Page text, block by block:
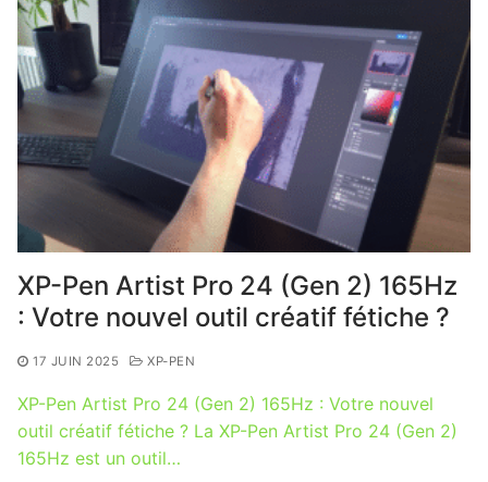
XP-Pen Artist Pro 24 (Gen 2) 165Hz
: Votre nouvel outil créatif fétiche ?
17 JUIN 2025 XP-PEN
XP-Pen Artist Pro 24 (Gen 2) 165Hz : Votre nouvel
outil créatif fétiche ? La XP-Pen Artist Pro 24 (Gen 2)
165Hz est un outil…